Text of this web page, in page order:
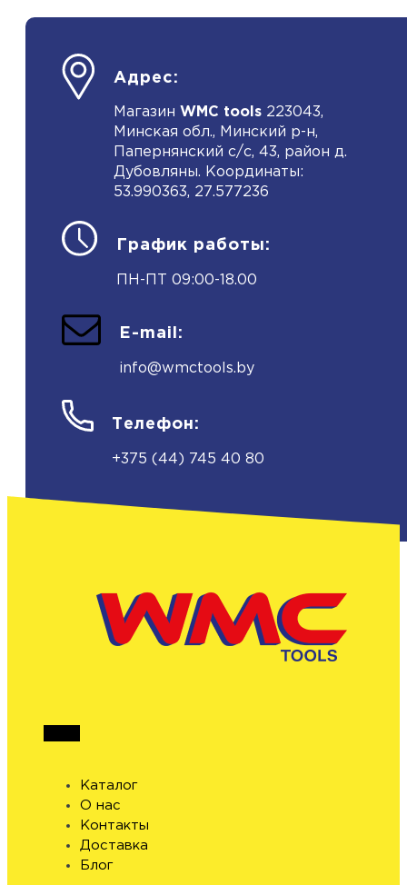
Адрес:
Магазин WMC tools 223043,
Минская обл., Минский р-н,
Папернянский с/с, 43, район д.
Дубовляны. Координаты:
53.990363, 27.577236
График работы:
ПН-ПТ 09:00-18.00
E-mail:
info@wmctools.by
Телефон:
+375 (44) 745 40 80
Каталог
О нас
Контакты
Доставка
Блог